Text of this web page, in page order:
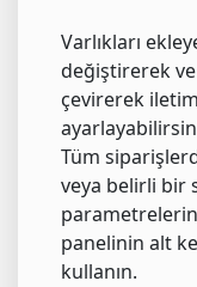
Varlıkları
değiştirerek
çevirerek
Tüm
veya belirli bir
panelinin alt
kullanın.